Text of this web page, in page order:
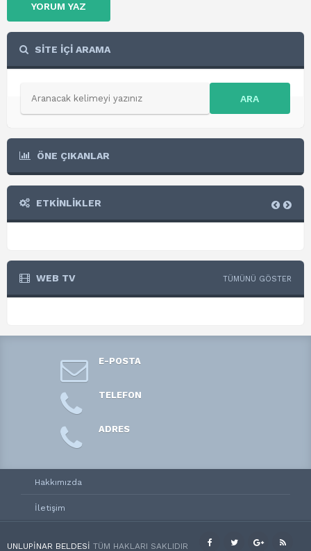
YORUM YAZ
SİTE İÇİ ARAMA
ARA
ÖNE ÇIKANLAR
ETKİNLİKLER
WEB TV TÜMÜNÜ GÖSTER
E-POSTA
TELEFON
ADRES
Hakkımızda
İletişim
UNLUPINAR BELDESI TÜM HAKLARI SAKLIDIR